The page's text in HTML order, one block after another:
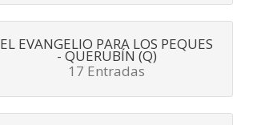
EL EVANGELIO PARA LOS PEQUES
- QUERUBÍN (Q)
17 Entradas